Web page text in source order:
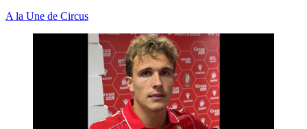
A la Une de Circus